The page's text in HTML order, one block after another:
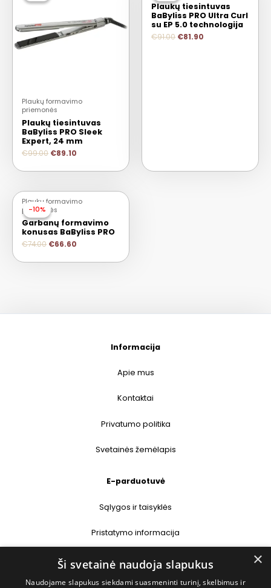
Plaukų formavimo
priemonės
Plaukų tiesintuvas
BaByliss PRO Sleek
Expert, 24 mm
€99.00 €89.10
Plaukų tiesintuvas
BaByliss PRO Ultra Curl
su EP 5.0 technologija
€91.00 €81.90
-10%
-10%
Plaukų formavimo
priemonės
Garbanų formavimo
konusas BaByliss PRO
€74.00 €66.60
Informacija
Apie mus
Kontaktai
Privatumo politika
Svetainės žemėlapis
E-parduotuvė
Sąlygos ir taisyklės
Pristatymo informacija
Prekių grąžinimas ×
Ši svetainė naudoja slapukus
Naudojame slapukus siekdami suasmeninti turinį, skelbimus ir